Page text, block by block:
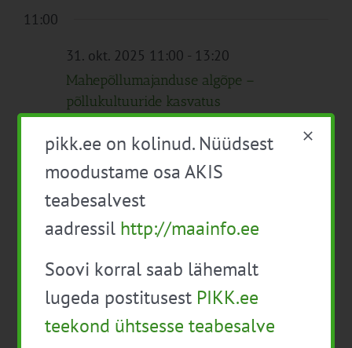
11:00
31. okt. 2025 11:00 - 13:20
Mahepõllumajanduse algõpe –
põllukultuuride kasvatus
Veebis
Tasuta
Eelmine päev Järgmine päev
pikk.ee on kolinud. Nüüdsest
moodustame osa AKIS
teabesalvest
aadressil http://maainfo.ee
Soovi korral saab lähemalt
lugeda postitusest PIKK.ee
teekond ühtsesse teabesalve